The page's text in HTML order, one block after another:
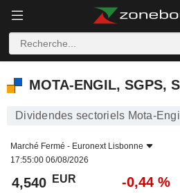
MOTA-ENGIL, SGPS, S.A.
MOTA-ENGIL, SGPS,
Dividendes sectoriels Mota-
Marché Fermé - Euronext Lisbonne
17:55:00 06/08/2026
4,540 EUR -0,44 %